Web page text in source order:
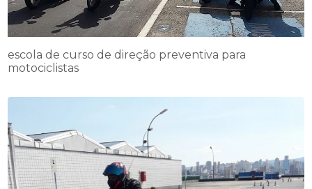
escola de curso de direção preventiva para
motociclistas